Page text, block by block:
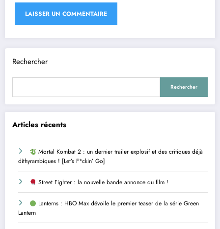
Rechercher
Rechercher
Articles récents
Mortal Kombat 2 : un dernier trailer explosif et des critiques déjà
dithyrambiques ! [Let’s F*ckin’ Go]
Street Fighter : la nouvelle bande annonce du film !
Lanterns : HBO Max dévoile le premier teaser de la série Green
Lantern